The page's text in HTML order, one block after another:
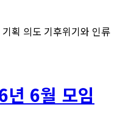
획 의도 기후위기와 인류
6월 모임